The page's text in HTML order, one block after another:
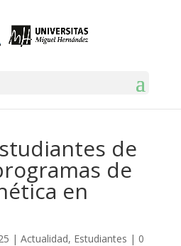
de
de
en
| Actualidad, Estudiantes | 0